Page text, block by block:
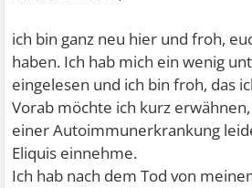
ich bin ganz neu hier und froh,
haben. Ich hab mich ein wenig
eingelesen und ich bin froh, das
Vorab möchte ich kurz
einer Autoimmunerkrankung
Eliquis einnehme.
Ich hab nach dem Tod von